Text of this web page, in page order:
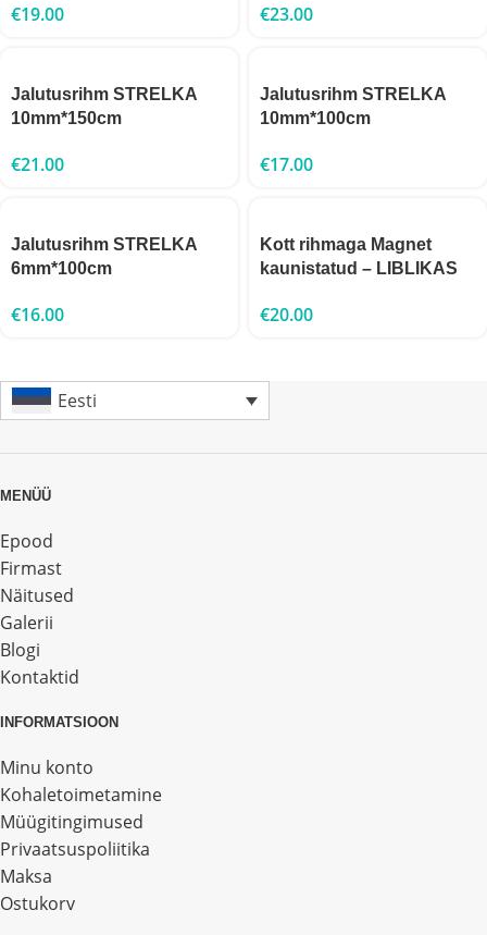
€19.00 €23.00
Jalutusrihm STRELKA
10mm*150cm
€21.00
Jalutusrihm STRELKA
10mm*100cm
€17.00
Jalutusrihm STRELKA
6mm*100cm
€16.00
Kott rihmaga Magnet
kaunistatud – LIBLIKAS
€20.00
Eesti
MENÜÜ
Epood
Firmast
Näitused
Galerii
Blogi
Kontaktid
INFORMATSIOON
Minu konto
Kohaletoimetamine
Müügitingimused
Privaatsuspoliitika
Maksa
Ostukorv